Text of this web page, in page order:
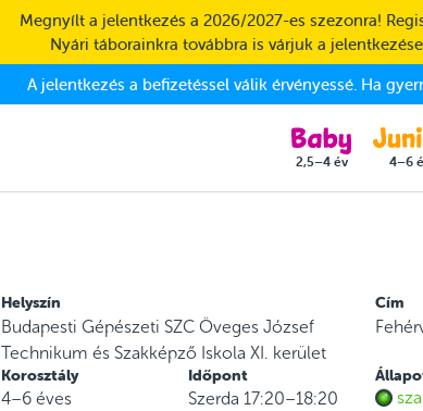
Megnyílt a jelentkezés a 2026/2027-es szezonra!
Nyári táborainkra továbbra is várjuk a
A jelentkezés a befizetéssel válik érvényessé. Ha
2,5–4 év 4–6
Helyszín
Budapesti Gépészeti SZC Öveges József
Technikum és Szakképző Iskola XI. kerület
Cím
Korosztály
4–6 éves
Időpont
Szerda 17:20–18:20